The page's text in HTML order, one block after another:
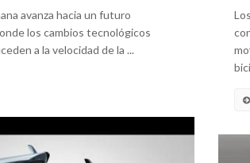
avanza hacia un futuro
los cambios tecnológicos
a la velocidad de la ...